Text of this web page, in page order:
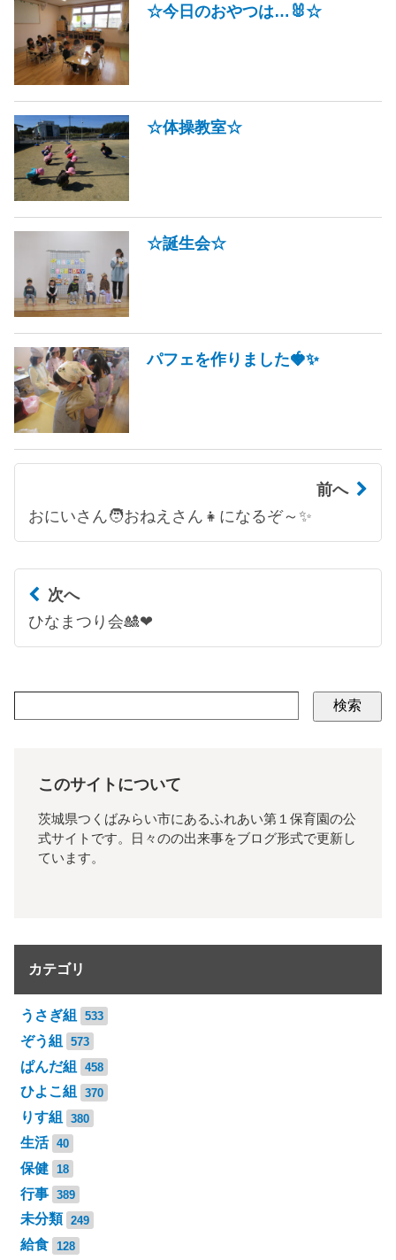
☆今日のおやつは…🐰☆
☆体操教室☆
☆誕生会☆
パフェを作りました🍓✨
前へ
おにいさん🧑おねえさん👧になるぞ～✨
次へ
ひなまつり会🎎❤
検索
このサイトについて
茨城県つくばみらい市にあるふれあい第１保育園の公
式サイトです。日々のの出来事をブログ形式で更新し
ています。
カテゴリ
うさぎ組 533
ぞう組 573
ぱんだ組 458
ひよこ組 370
りす組 380
生活 40
保健 18
行事 389
未分類 249
給食 128